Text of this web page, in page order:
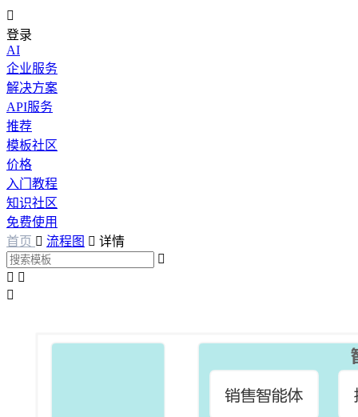

登录
AI
企业服务
解决方案
API服务
推荐
模板社区
价格
入门教程
知识社区
免费使用
首页  流程图  详情

 
